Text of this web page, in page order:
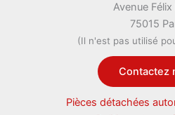
Avenue Félix
75015
(Il n'est pas utilisé
Contactez
Pièces détachées